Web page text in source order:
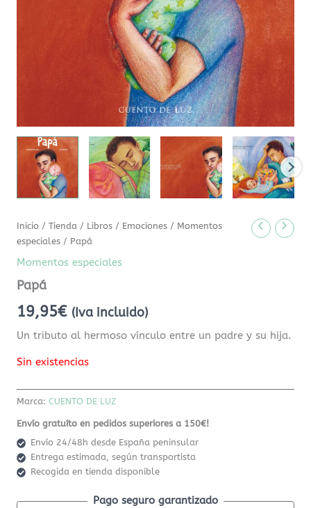
Inicio /Tienda / Libros / Emociones / Momentos
especiales / Papá
Momentos especiales
Papá
19,95€ (Iva incluido)
Un tributo al hermoso vínculo entre un padre y su hija.
Sin existencias
Marca:CUENTO DE LUZ
Envío gratuíto en pedidos superiores a 150€!
Envío 24/48h desde España peninsular
Entrega estimada, según transportista
Recogida en tienda disponible
Pago seguro garantizado